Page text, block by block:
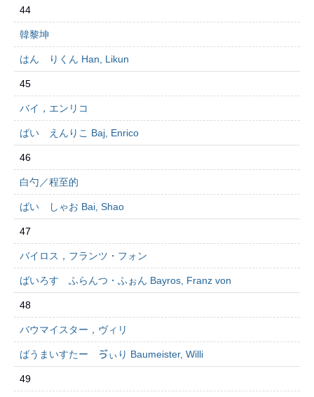
44
韓黎坤
はん りくん Han, Likun
45
バイ，エンリコ
ばい えんりこ Baj, Enrico
46
白勺／程至的
ばい しゃお Bai, Shao
47
バイロス，フランツ・フォン
ばいろす ふらんつ・ふぉん Bayros, Franz von
48
バウマイスター，ヴィリ
ばうまいすたー ゔぃり Baumeister, Willi
49